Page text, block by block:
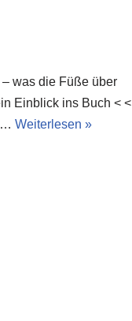
was die Füße über
Einblick ins Buch < <
Weiterlesen »